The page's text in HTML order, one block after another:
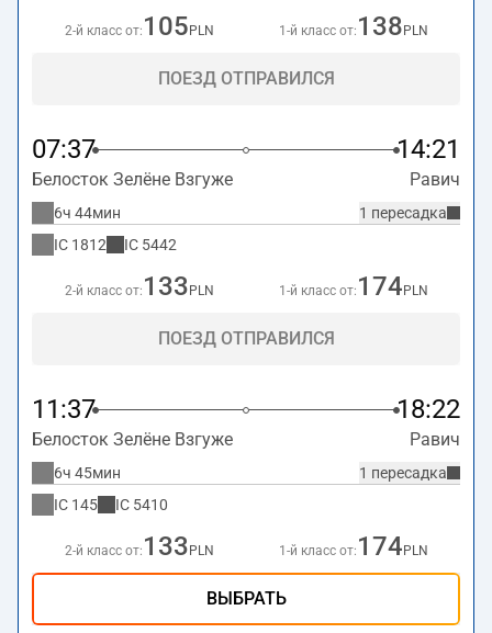
2-й класс от: 105 PLN 1-й класс от: 138 PLN
ПОЕЗД ОТПРАВИЛСЯ
07:37 14:21
Белосток Зелёне Взгуже Равич
1 пересадка
6ч 44мин
IC 1812 IC 5442
2-й класс от: 133 PLN 1-й класс от: 174 PLN
ПОЕЗД ОТПРАВИЛСЯ
11:37 18:22
Белосток Зелёне Взгуже Равич
1 пересадка
6ч 45мин
IC 145 IC 5410
2-й класс от: 133 PLN 1-й класс от: 174 PLN
ВЫБРАТЬ